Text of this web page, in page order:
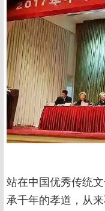
站在中国优秀传统
承千年的孝道，从